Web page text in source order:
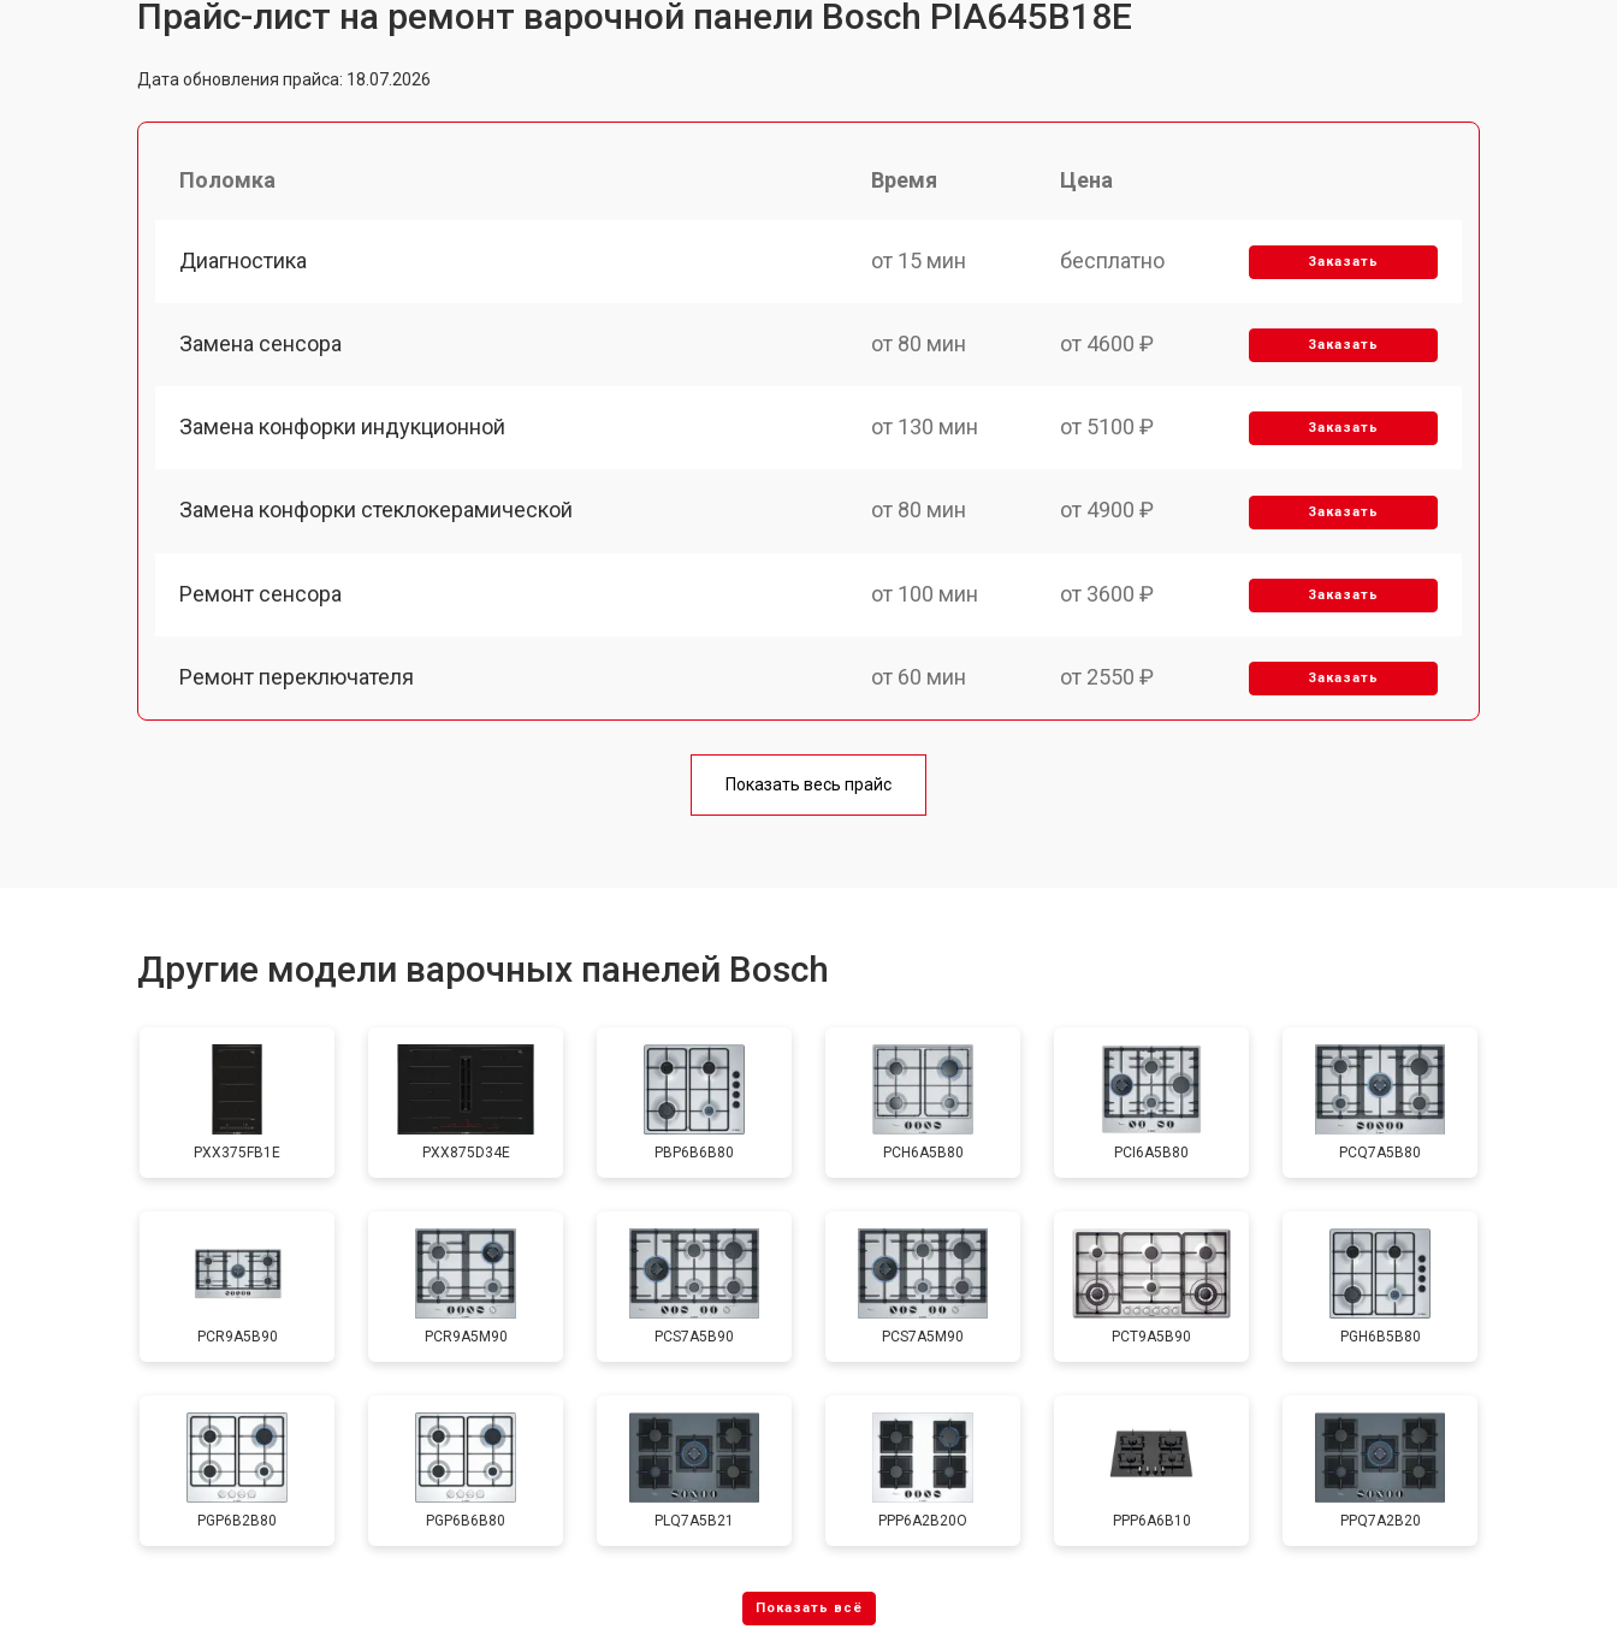
Прайс-лист на ремонт варочной панели Bosch PIA645B18E
Дата обновления прайса: 18.07.2026
Поломка Время Цена
Диагностика от 15 мин бесплатно Заказать
Замена сенсора от 80 мин от 4600 ₽ Заказать
Замена конфорки индукционной от 130 мин от 5100 ₽ Заказать
Замена конфорки стеклокерамической от 80 мин от 4900 ₽ Заказать
Ремонт сенсора от 100 мин от 3600 ₽ Заказать
Ремонт переключателя от 60 мин от 2550 ₽ Заказать
от 140 мин
Показать весь прайс
Другие модели варочных панелей Bosch
PXX375FB1E PXX875D34E PBP6B6B80 PCH6A5B80 PCI6A5B80 PCQ7A5B80
PCR9A5B90 PCR9A5M90 PCS7A5B90 PCS7A5M90 PCT9A5B90 PGH6B5B80
PGP6B2B80 PGP6B6B80 PLQ7A5B21 PPP6A2B20O PPP6A6B10 PPQ7A2B20